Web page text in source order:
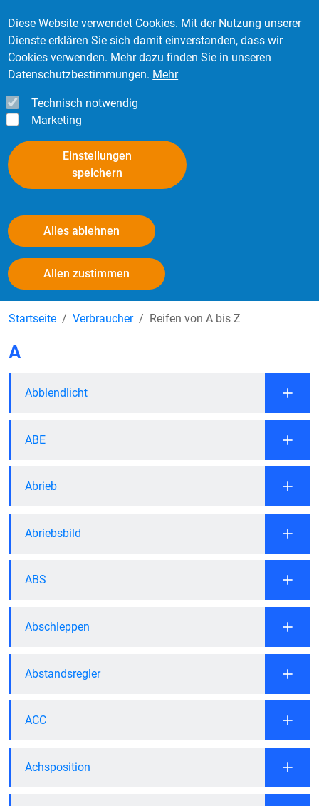
Diese Website verwendet Cookies. Mit der Nutzung unserer
Dienste erklären Sie sich damit einverstanden, dass wir
Cookies verwenden. Mehr dazu finden Sie in unseren
Datenschutzbestimmungen. Mehr
Technisch notwendig
Marketing
Einstellungen
speichern
Alles ablehnen
Allen zustimmen
Kontakt Login
Reifen von A bis Z
Startseite Verbraucher Reifen von A bis Z
A
Abblendlicht
ABE
Abrieb
Abriebsbild
ABS
Abschleppen
Abstandsregler
ACC
Achsposition